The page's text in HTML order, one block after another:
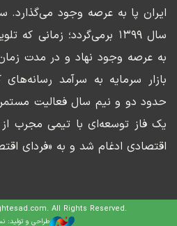
ایران پا به عرصه وجود می‌گذارد.
سال ۱۳۹۹ برمی‌گردد؛ زمانی
به عرصه وجود نهاد و در مدت
بازار سرمایه به سرآمد
یک فاز توسعه‌ای با تیمی مجرب از
اقتصادی ادغام شد و به «فردای
All Rights Reserved.
طراحی و تولید: